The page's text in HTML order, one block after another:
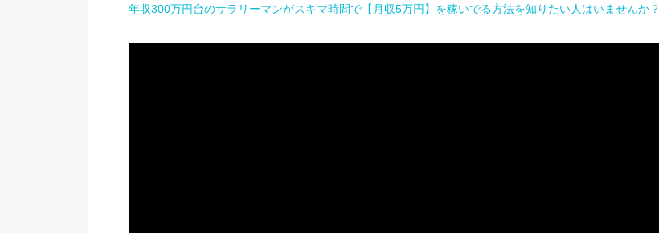
年収300万円台のサラリーマンがスキマ時間で【月収5万円】を稼いでる方法を知りたい人はいませんか？